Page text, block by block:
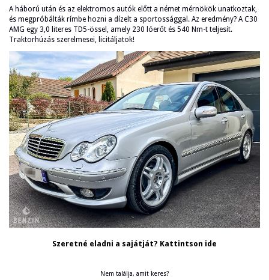
A háború után és az elektromos autók előtt a német mérnökök unatkoztak,
és megpróbálták rímbe hozni a dízelt a sportossággal. Az eredmény? A C30
AMG egy 3,0 literes TD5-össel, amely 230 lóerőt és 540 Nm-t teljesít.
Traktorhúzás szerelmesei, licitáljatok!
Szeretné eladni a sajátját? Kattintson ide
Nem találja, amit keres?